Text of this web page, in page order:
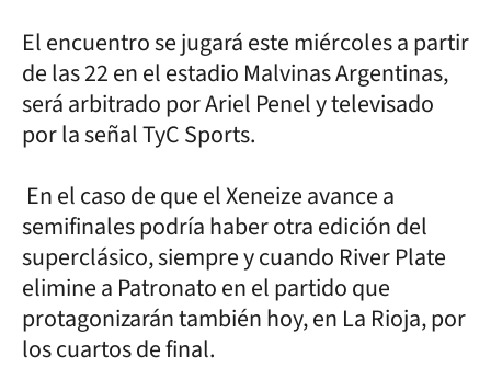
El encuentro se jugará este miércoles a partir
de las 22 en el estadio Malvinas Argentinas,
será arbitrado por Ariel Penel y televisado
por la señal TyC Sports.
En el caso de que el Xeneize avance a
semifinales podría haber otra edición del
superclásico, siempre y cuando River Plate
elimine a Patronato en el partido que
protagonizarán también hoy, en La Rioja, por
los cuartos de final.